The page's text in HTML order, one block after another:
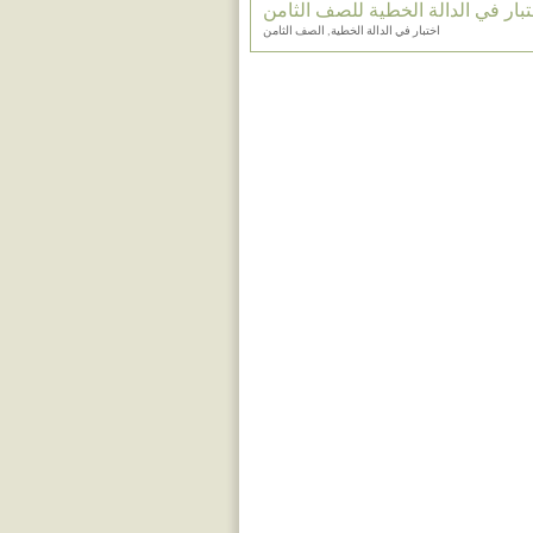
في الدالة الخطية للصف الثامن
اختبار في الدالة الخطية, الصف الثامن